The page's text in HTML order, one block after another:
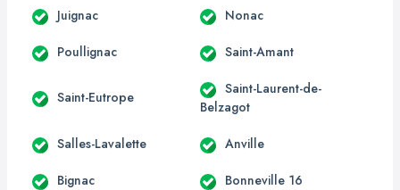
Juignac Nonac
Poullignac Saint-Amant
Saint-Eutrope
Saint-Laurent-de-
Belzagot
Salles-Lavalette Anville
Bignac Bonneville 16